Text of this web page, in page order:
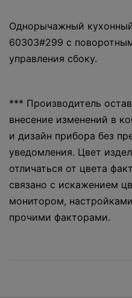
Однорычажный
60303#299 с
управления сбоку.
*** Производитель
внесение изменений в
и дизайн прибора без
уведомления. Цвет
отличаться от цвета
связано с искажением
монитором,
прочими факторами.